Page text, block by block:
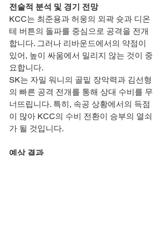
전술적 분석 및 경기 전망
KCC는 최준용과 허웅의 외곽 슛과 디온
테 버튼의 돌파를 중심으로 공격을 전개
합니다. 그러나 리바운드에서의 약점이
있어, 높이 싸움에서 밀리지 않는 것이 중
요합니다.
SK는 자밀 워니의 골밑 장악력과 김선형
의 빠른 공격 전개를 통해 상대 수비를 무
너뜨립니다. 특히, 속공 상황에서의 득점
이 많아 KCC의 수비 전환이 승부의 열쇠
가 될 것입니다.
예상 결과